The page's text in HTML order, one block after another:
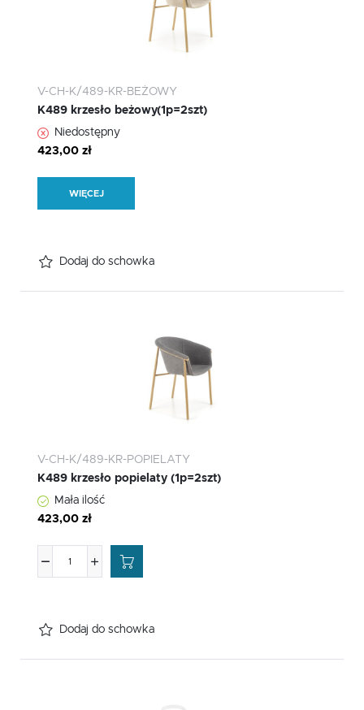
V-CH-K/489-KR-BEŻOWY
K489 krzesło beżowy(1p=2szt)
Niedostępny
423,00 zł
WIĘCEJ
Dodaj do schowka
V-CH-K/489-KR-POPIELATY
K489 krzesło popielaty (1p=2szt)
Mała ilość
423,00 zł
Dodaj do schowka